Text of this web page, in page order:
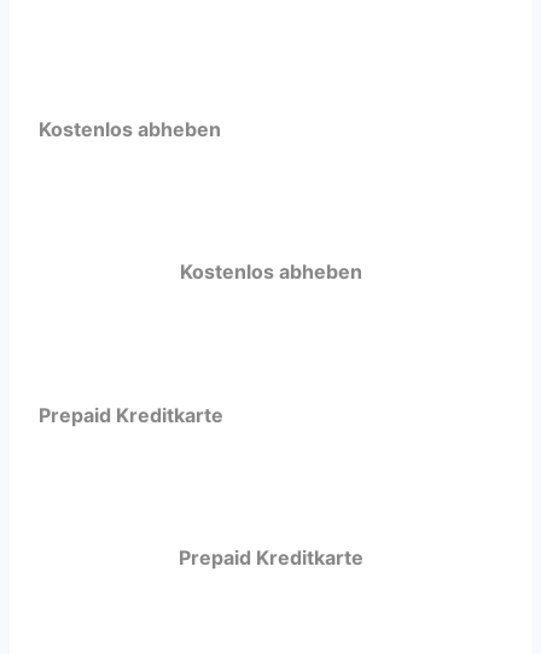
Kostenlos abheben
Kostenlos abheben
Prepaid Kreditkarte
Prepaid Kreditkarte